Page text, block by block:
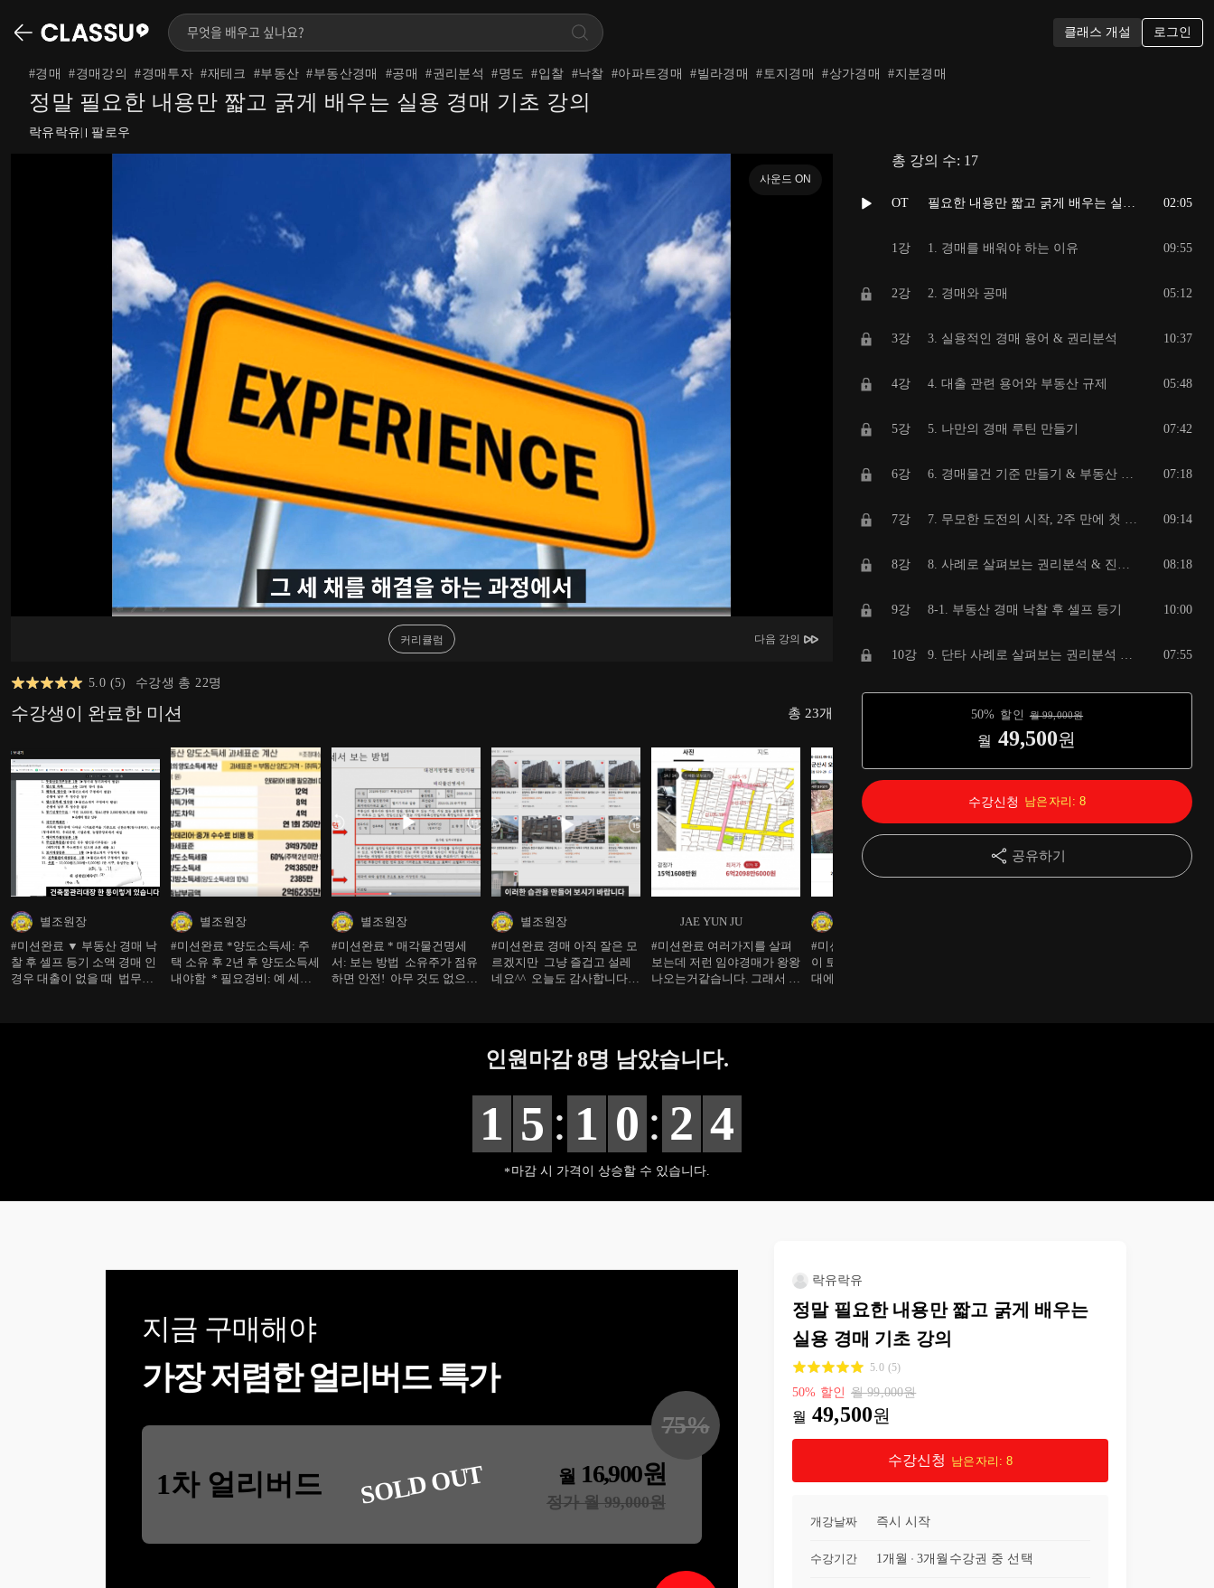
클래스 개설 로그인
#경매 #경매강의 #경매투자 #재테크 #부동산 #부동산경매 #공매 #권리분석 #명도 #입찰 #낙찰 #아파트경매 #빌라경매 #토지경매 #상가경매 #지분경매
정말 필요한 내용만 짧고 굵게 배우는 실용 경매 기초 강의
락유락유 팔로우
사운드 ON
커리큘럼 다음 강의
총 강의 수: 17
OT 필요한 내용만 짧고 굵게 배우는 실용 경매 기초 강의 02:05
1강 1. 경매를 배워야 하는 이유 09:55
2강 2. 경매와 공매 05:12
3강 3. 실용적인 경매 용어 & 권리분석 10:37
4강 4. 대출 관련 용어와 부동산 규제 05:48
5강 5. 나만의 경매 루틴 만들기 07:42
6강 6. 경매물건 기준 만들기 & 부동산 임장 꿀팁 07:18
7강 7. 무모한 도전의 시작, 2주 만에 첫 낙찰 09:14
8강 8. 사례로 살펴보는 권리분석 & 진행과정 (1) 08:18
9강 8-1. 부동산 경매 낙찰 후 셀프 등기 10:00
10강 9. 단타 사례로 살펴보는 권리분석 & 진행과정 (2) 07:55
06:06
9-2. 자동차 낙찰 후 인수과정
07:43
14강 12. 처음 법원에 가서 입찰 하는 방법 07:36
15강 13. 낙찰 받은 이후 명도 과정 꿀팁 07:09
50% 할인 월99,000원
월 49,500원
공유하기
수강신청 남은자리: 8
5.0 (5) 수강생 총 22명
수강생이 완료한 미션 총 23개
별조원장
#미션완료 ▼ 부동산 경매 낙
찰 후 셀프 등기 소액 경매 인
경우 대출이 없을 때 법무사
권 : 인터넷 등기소 되는지?
지대장등본 1통 (약 500원?) -
건축물 관리 대장등본 1통 -
별조원장
#미션완료 *양도소득세: 주
택 소유 후 2년 후 양도소득세
내야함 * 필요경비: 예 세금
별조원장
#미션완료 * 매각물건명세
서: 보는 방법 소유주가 점유
하면 안전! 아무 것도 없으면
별조원장
#미션완료 경매 아직 잘은 모
르겠지만 그냥 즐겁고 설레
네요^^ 오늘도 감사합니다!
JAE YUN JU
#미션완료 여러가지를 살펴
보는데 저런 임야경매가 왕왕
나오는거같습니다. 그래서 이
재 도로로 계속사용하면 도로
(알박기 생각 없음, 궁금하여
질문드립니다.)
#미션완료 선생님 예를 들어
이 토지는 29.9평이면 2만원
대에서 평수 곱하기 계산 맞
인원마감8명 남았습니다.
1 5 : 1 0 : 2 3
마감 시 가격이 상승할 수 있습니다.
지금 구매해야
가장 저렴한 얼리버드 특가
1차 얼리버드 월 16,900원
정가 월99,000원
75%
SOLD OUT
락유락유
정말 필요한 내용만 짧고 굵게 배우는
실용 경매 기초 강의
5.0 (5)
50% 할인 월99,000원
월 49,500원
수강신청 남은자리: 8
개강날짜 즉시 시작
수강기간 1개월 3개월 수강권 중 선택